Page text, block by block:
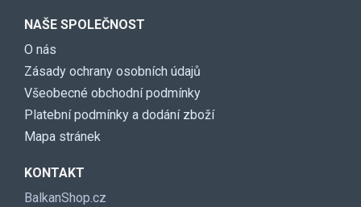
NAŠE SPOLEČNOST
O nás
Zásady ochrany osobních údajů
Všeobecné obchodní podmínky
Platební podmínky a dodání zboží
Mapa stránek
KONTAKT
BalkanShop.cz